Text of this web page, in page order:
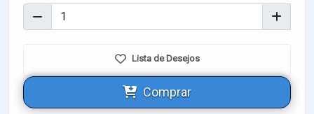
Lista de Desejos
Comprar